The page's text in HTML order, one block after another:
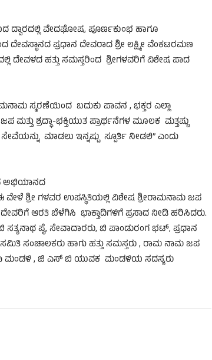
ವೇದಘೋಷ, ಪೂರ್ಣಕುಂಭ ಹಾಗೂ
ಪ್ರಧಾನ ದೇವರಾದ ಶ್ರೀ ಲಕ್ಷ್ಮೀ ವೆಂಕಟರಮಣ
ಹತ್ತು ಸಮಸ್ತರಿಂದ ಶ್ರೀಗಳವರಿಗೆ ವಿಶೇಷ ಪಾದ
ಸ್ಮರಣೆಯಿಂದ ಬದುಕು ಪಾವನ , ಭಕ್ತರ ಎಲ್ಲಾ
ಮತ್ತು ಶ್ರದ್ಧಾ-ಭಕ್ತಿಯುತ ಪ್ರಾರ್ಥನೆಗಳ ಮೂಲಕ ಮತ್ತಷ್ಟು
ಮಾಡಲು ಇನ್ನಷ್ಟು ಸ್ಪೂರ್ತಿ ನೀಡಲಿ” ಎಂದು
ಅಭಿಯಾನದ
ವೇಳೆ ಶ್ರೀ ಗಳವರ ಉಪಸ್ಥಿತಿಯಲ್ಲಿ ವಿಶೇಷ ಶ್ರೀರಾಮನಾಮ ಜಪ
ಆರತಿ ಬೆಳೆಗಿಸಿ ಭಾಕ್ತಾದಿಗಳಿಗೆ ಪ್ರಸಾದ ನೀಡಿ ಹರಿಸಿದರು.
ಪೈ, ಸೇವಾದಾರರು, ಬಿ ಪಾಂಡುರಂಗ ಭಟ್, ಪ್ರಧಾನ
ಸಂಚಾಲಕರು ಹಾಗು ಹತ್ತು ಸಮಸ್ತರು , ರಾಮ ನಾಮ ಜಪ
, ಜಿ ಎಸ್ ಬಿ ಯುವಕ ಮಂಡಳಿಯ ಸದಸ್ಯರು